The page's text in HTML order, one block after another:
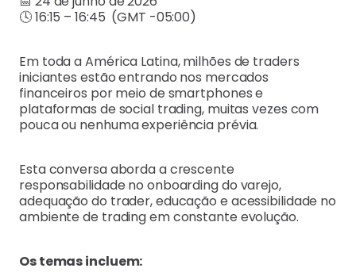
🕓 16:15 – 16:45 (GMT -05:00)
Em toda a América Latina, milhões de traders
iniciantes estão entrando nos mercados
financeiros por meio de smartphones e
plataformas de social trading, muitas vezes com
pouca ou nenhuma experiência prévia.
Esta conversa aborda a crescente
responsabilidade no onboarding do varejo,
adequação do trader, educação e acessibilidade no
ambiente de trading em constante evolução.
Os temas incluem: